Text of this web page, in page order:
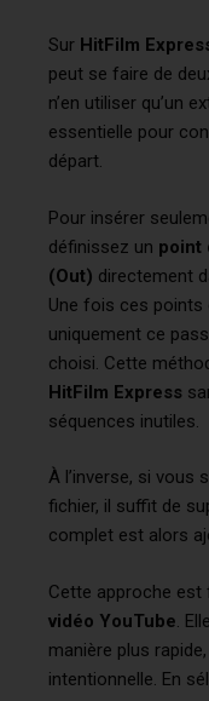
Sur HitFilm
peut se faire de
n’en utiliser qu’un
essentielle pour
départ.
Pour insérer
définissez un point
(Out) directement
Une fois ces points
uniquement ce
choisi. Cette
HitFilm Express
séquences inutiles.
À l’inverse, si vous
fichier, il suffit de
complet est alors
Cette approche est
vidéo YouTube .
manière plus
intentionnelle. En